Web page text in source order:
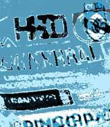
sono 14 i